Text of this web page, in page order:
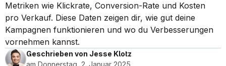
Metriken wie Klickrate, Conversion-Rate und Kosten
pro Verkauf. Diese Daten zeigen dir, wie gut deine
Kampagnen funktionieren und wo du Verbesserungen
vornehmen kannst.
Geschrieben von Jesse Klotz
am Donnerstag, 2. Januar 2025